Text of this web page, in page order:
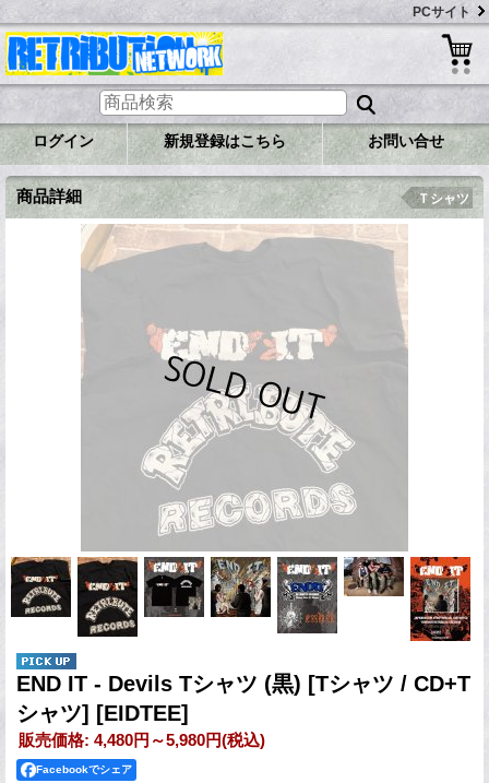
PCサイト
ログイン 新規登録はこちら お問い合せ
商品詳細 Ｔシャツ
END IT - Devils Tシャツ (黒) [Tシャツ / CD+T
シャツ] [EIDTEE]
販売価格: 4,480円～5,980円(税込)
Facebookでシェア